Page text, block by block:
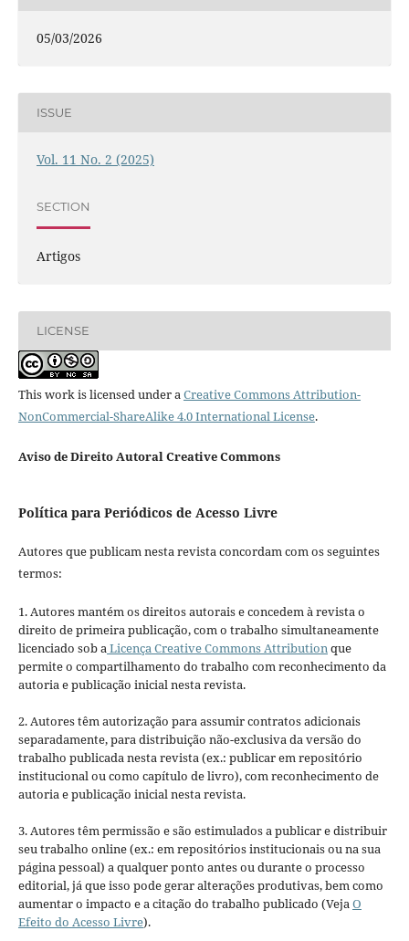
05/03/2026
ISSUE
Vol. 11 No. 2 (2025)
SECTION
Artigos
LICENSE
This work is licensed under aCreative Commons Attribution-
NonCommercial-ShareAlike 4.0 International License.
Aviso de Direito Autoral Creative Commons
Política para Periódicos de Acesso Livre
Autores que publicam nesta revista concordam com os seguintes
termos:
1. Autores mantém os direitos autorais e concedem à revista o
direito de primeira publicação, com o trabalho simultaneamente
licenciado sob aLicença Creative Commons Attributionque
permite o compartilhamento do trabalho com reconhecimento da
autoria e publicação inicial nesta revista.
2. Autores têm autorização para assumir contratos adicionais
separadamente, para distribuição não-exclusiva da versão do
trabalho publicada nesta revista (ex.: publicar em repositório
institucional ou como capítulo de livro), com reconhecimento de
autoria e publicação inicial nesta revista.
3. Autores têm permissão e são estimulados a publicar e distribuir
seu trabalho online (ex.: em repositórios institucionais ou na sua
página pessoal) a qualquer ponto antes ou durante o processo
editorial, já que isso pode gerar alterações produtivas, bem como
aumentar o impacto e a citação do trabalho publicado (VejaO
Efeito do Acesso Livre).